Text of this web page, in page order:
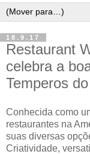
18.9.17
Restaurant
celebra a
Temperos
Conhecida como
restaurantes na
suas diversas
Criatividade,